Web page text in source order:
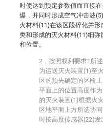
时使达到预定参数值而直接
爆，并同时形成空气冲击波
火材料(11)在该区段碎化并
类和形成的灭火材料(11)细
和位置。
2．按照权利要求1所
为运送灭火装置(1)至
区的预先确定的区段
平面上的位置高度作
的灭火装置(1)根据火
区地平面上方所选协
时按高度传感器(22)